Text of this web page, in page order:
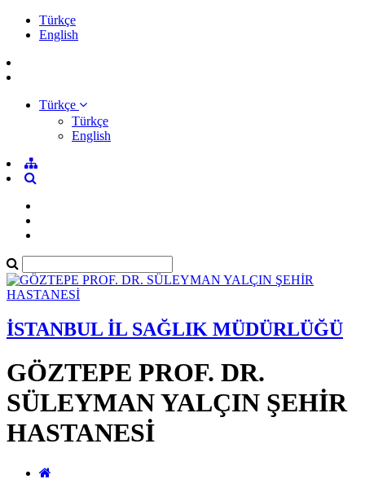
Türkçe
English
Türkçe
Türkçe
English
İSTANBUL İL SAĞLIK MÜDÜRLÜĞÜ
GÖZTEPE PROF. DR.
SÜLEYMAN YALÇIN ŞEHİR
HASTANESİ